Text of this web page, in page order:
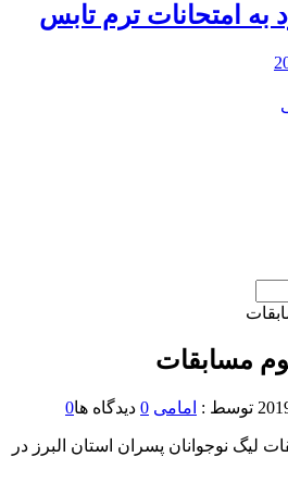
به امتحانات ترم تابس
مسابقات
توسط : امامی 0 دیدگاه ها0
لیگ نوجوانان پسران استان البرز در